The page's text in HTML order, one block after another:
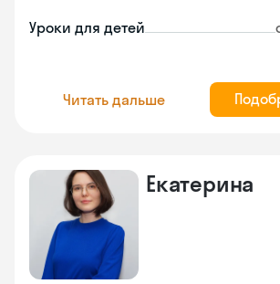
Уроки для детей
Читать дальше
Екатерина